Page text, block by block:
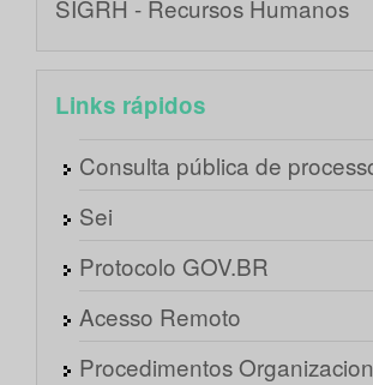
SIGRH - Recursos Humanos
Links rápidos
Consulta pública de
Sei
Protocolo GOV.BR
Acesso Remoto
Procedimentos